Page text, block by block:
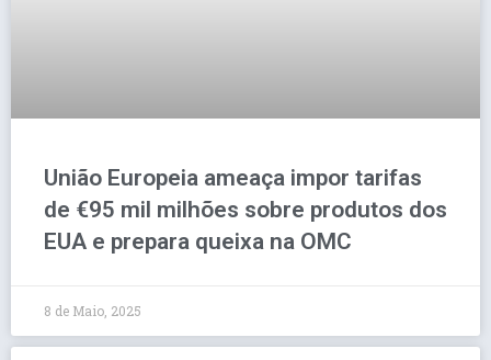
União Europeia ameaça impor tarifas
de €95 mil milhões sobre produtos dos
EUA e prepara queixa na OMC
8 de Maio, 2025